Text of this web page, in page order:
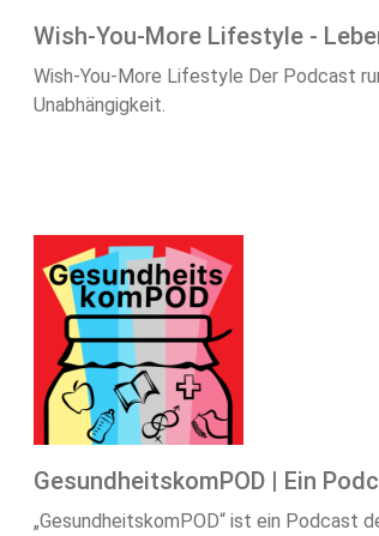
Wish-You-More Lifestyle -
Wish-You-More Lifestyle Der Podcast
Unabhängigkeit.
GesundheitskomPOD | Ein
„GesundheitskomPOD“ ist ein Podcast